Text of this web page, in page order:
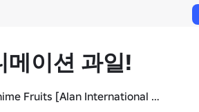
메이션 과일!
Anime Fruits [Alan International Studios]